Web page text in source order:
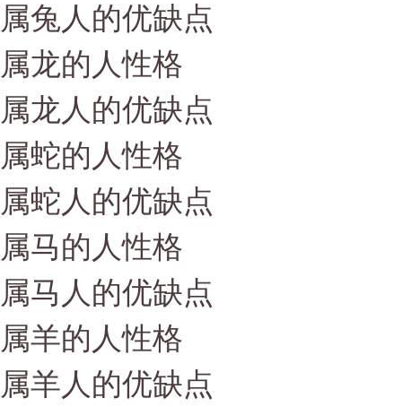
属兔人的优缺点
属龙的人性格
属龙人的优缺点
属蛇的人性格
属蛇人的优缺点
属马的人性格
属马人的优缺点
属羊的人性格
属羊人的优缺点